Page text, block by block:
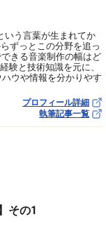
いう言葉が生まれてか
ずっとこの分野を追っ
きる音楽制作の幅はど
験と技術知識を元に、
ウや情報を分かりやす
プロフィール詳細
執筆記事一覧
その1